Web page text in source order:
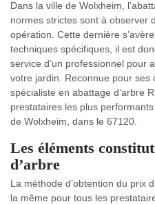
Dans la ville de Wolxheim,
normes strictes sont à observer
opération. Cette dernière
techniques spécifiques, il est
service d’un professionnel pour
votre jardin. Reconnue pour ses
spécialiste en abattage d’arbre
prestataires les plus
de Wolxheim, dans le 67120.
Les éléments
d’arbre
La méthode d’obtention du prix
la même pour tous les